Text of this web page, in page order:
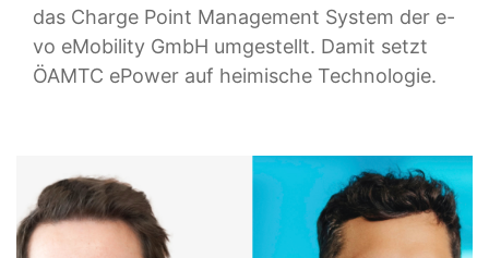
das Charge Point Management System der e-
vo eMobility GmbH umgestellt. Damit setzt
ÖAMTC ePower auf heimische Technologie.